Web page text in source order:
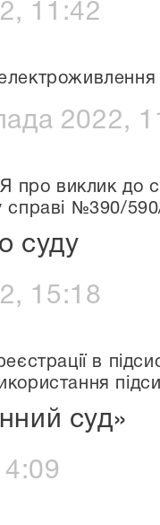
11:42
2022,
виклик до
справі №390/
суду
15:18
в
суд»